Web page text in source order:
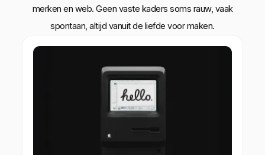
Branding Website
merken en web. Geen vaste kaders soms rauw, vaak
spontaan, altijd vanuit de liefde voor maken.